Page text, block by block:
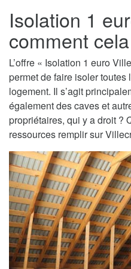
Isolation 1
comment
L’offre « Isolation 1 euro
permet de faire isoler toutes
logement. Il s’agit
également des caves et
propriétaires, qui y a droit ?
ressources remplir sur